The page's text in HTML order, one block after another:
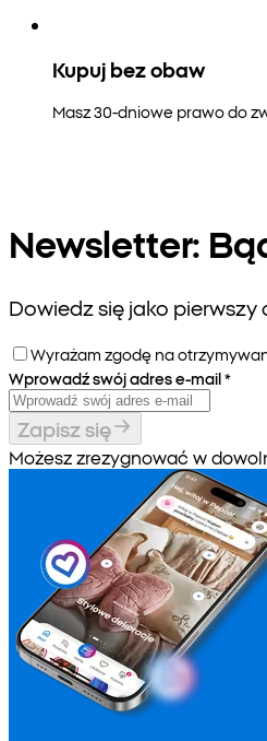
Kupuj bez obaw
Masz 30-dniowe prawo do
Newsletter:
Dowiedz się jako
Wyrażam zgodę na
Wprowadź swój adres e-mail*
Zapisz się
Możesz zrezygnować w